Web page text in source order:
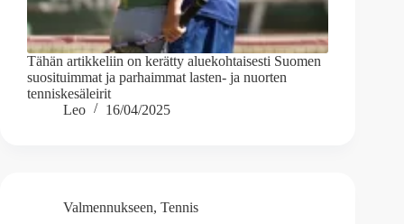
Tähän artikkeliin on kerätty aluekohtaisesti Suomen
suosituimmat ja parhaimmat lasten- ja nuorten
tenniskesäleirit
Leo
16/04/2025
Valmennukseen, Tennis